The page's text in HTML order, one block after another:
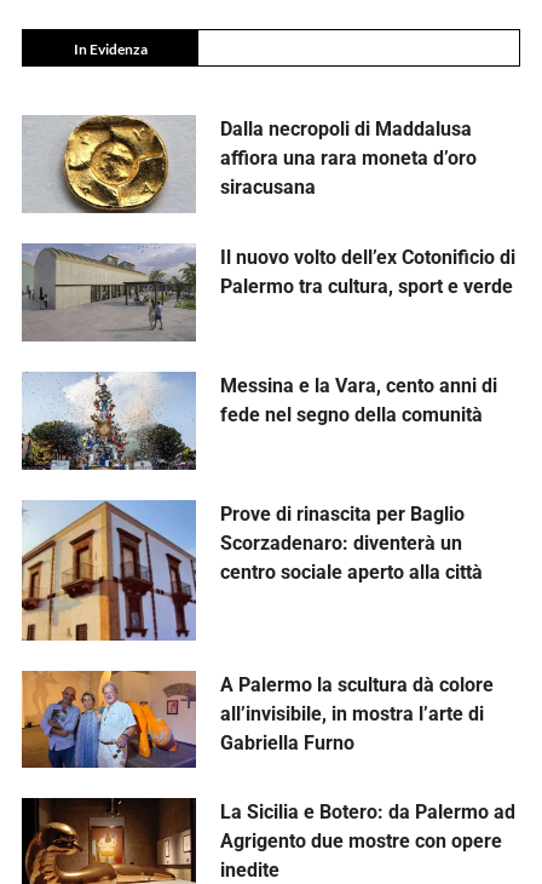
In Evidenza
Dalla necropoli di Maddalusa
affiora una rara moneta d’oro
siracusana
Il nuovo volto dell’ex Cotonificio di
Palermo tra cultura, sport e verde
Messina e la Vara, cento anni di
fede nel segno della comunità
Prove di rinascita per Baglio
Scorzadenaro: diventerà un
centro sociale aperto alla città
A Palermo la scultura dà colore
all’invisibile, in mostra l’arte di
Gabriella Furno
La Sicilia e Botero: da Palermo ad
Agrigento due mostre con opere
inedite